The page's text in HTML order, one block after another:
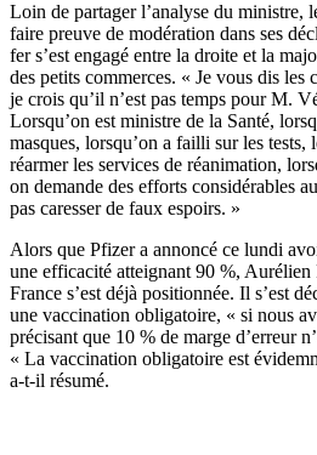
Loin de partager l’analyse du ministre,
faire preuve de modération dans ses
fer s’est engagé entre la droite et la
des petits commerces. « Je vous dis les
je crois qu’il n’est pas temps pour M.
Lorsqu’on est ministre de la Santé,
masques, lorsqu’on a failli sur les tests,
réarmer les services de réanimation,
on demande des efforts considérables
pas caresser de faux espoirs. »
Alors que Pfizer a annoncé ce lundi
une efficacité atteignant 90 %, Aurélien
France s’est déjà positionnée. Il s’est
une vaccination obligatoire, « si nous
précisant que 10 % de marge d’erreur
« La vaccination obligatoire est
a-t-il résumé.